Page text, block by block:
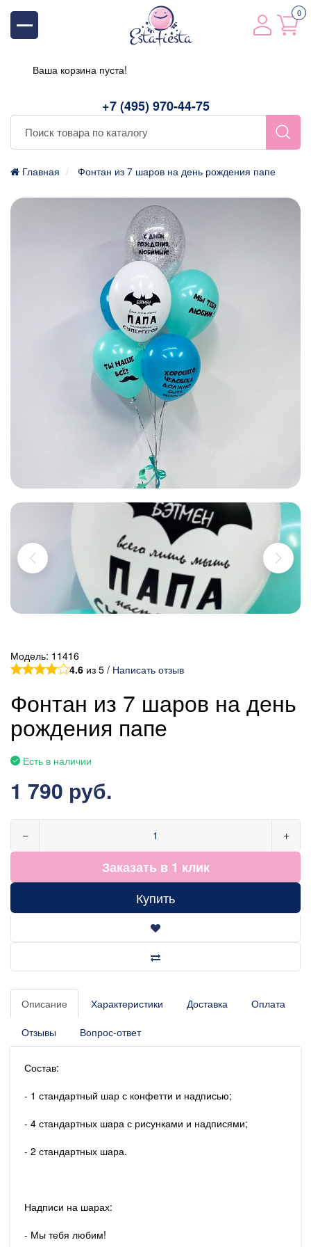
+7 (495) 970-44-75
0
Ваша корзина пуста!
Главная Фонтан из 7 шаров на день рождения папе
Модель: 11416
4.6 из 5 / Написать отзыв
Фонтан из 7 шаров на день
рождения папе
Есть в наличии
1 790 руб.
− +
Заказать в 1 клик
Купить
Описание Характеристики Доставка Оплата
Отзывы Вопрос-ответ
Состав:
- 1 стандартный шар с конфетти и надписью;
- 4 стандартных шара с рисунками и надписями;
- 2 стандартных шара.
Надписи на шарах:
- Мы тебя любим!